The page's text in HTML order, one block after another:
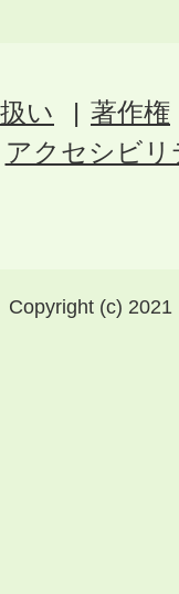
い
著作権
アクセシビ
Copyright (c)